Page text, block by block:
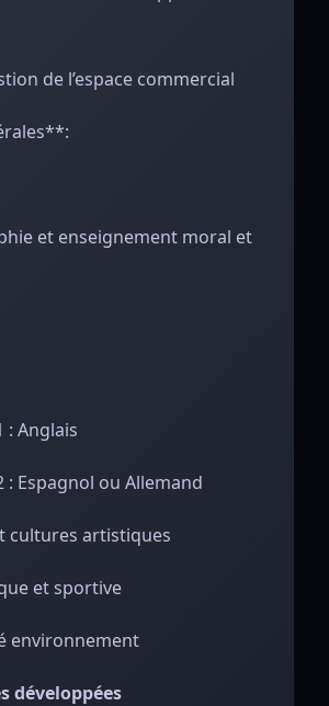
de l’espace commercial
et enseignement moral et
: Anglais
: Espagnol ou Allemand
cultures artistiques
et sportive
environnement
développées